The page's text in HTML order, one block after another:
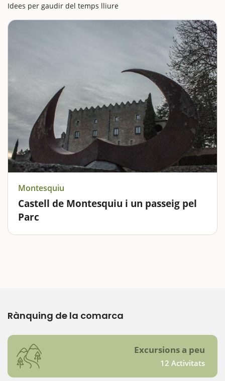
Idees per gaudir del temps lliure
Montesquiu
Castell de Montesquiu i un passeig pel
Parc
Coneixeu el castell de Montesquiu? Potser heu vist
Rànquing de la comarca
Excursions a peu
12 Activitats